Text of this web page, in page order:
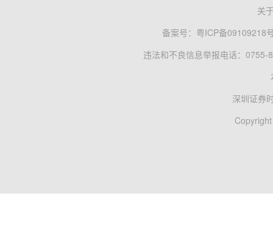
关
备案号： 粤ICP备09109218
违法和不良信息举报电话：0755-
深圳证券